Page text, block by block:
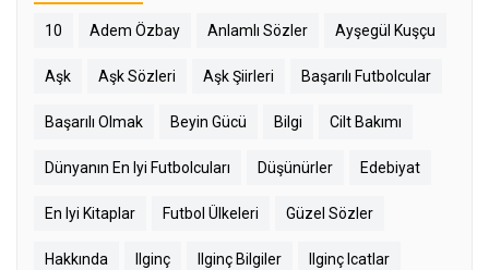
10 Adem Özbay Anlamlı Sözler Ayşegül Kuşçu
Aşk Aşk Sözleri Aşk Şiirleri Başarılı Futbolcular
Başarılı Olmak Beyin Gücü Bilgi Cilt Bakımı
Dünyanın En Iyi Futbolcuları Düşünürler Edebiyat
En Iyi Kitaplar Futbol Ülkeleri Güzel Sözler
Hakkında Ilginç Ilginç Bilgiler Ilginç Icatlar